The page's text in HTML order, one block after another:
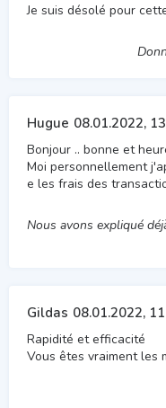
Je suis désolé pour
Hugue 08.01.2022,
Bonjour .. bonne et
Moi personnellement
e les frais des
Nous avons expliqué
Gildas 08.01.2022,
Rapidité et efficacité
Vous êtes vraiment les